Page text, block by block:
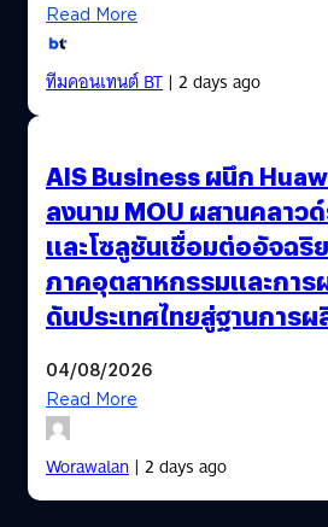
Read More
ทีมคอนเทนต์ BT| 2 days ago
AIS Business ผนึก
ลงนาม MOU ผสานคลาว
และโซลูชันเชื่อมต่ออัจฉริ
ภาคอุตสาหกรรมและกา
ดันประเทศไทยสู่ฐานการ
04/08/2026
Read More
Worawalan| 2 days ago